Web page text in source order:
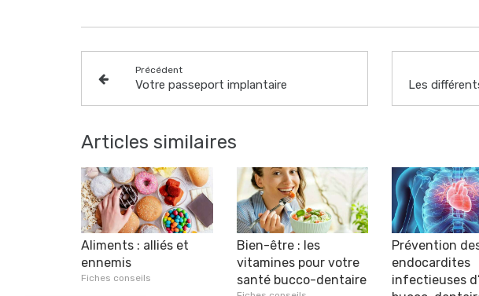
Précédent
Votre passeport implantaire
Articles similaires
Aliments : alliés et
ennemis
Fiches conseils
Bien-être : les
vitamines pour votre
santé bucco-dentaire
Prévention
endocardites
infectieuses